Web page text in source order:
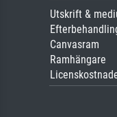
Utskrift &
Canvasram
Ramhängare